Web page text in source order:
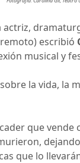
escribió
musical y
la vida, la
que
que lo